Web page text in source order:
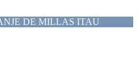
DE MILLAS ITAU